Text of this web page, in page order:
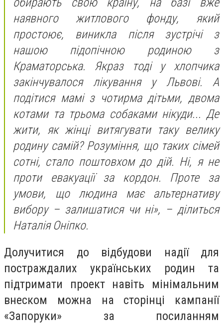
наявного житлового фонду, який
простоює, виникла після зустрічі з
нашою підопічною родиною з
Краматорська. Якраз тоді у хлопчика
закінчувалося лікування у Львові. А
подітися мамі з чотирма дітьми, двома
котами та трьома собаками нікуди... Де
жити, як жінці витягувати таку велику
родину самій? Розуміння, що таких сімей
сотні, стало поштовхом до дій. Ні, я не
проти евакуації за кордон. Проте за
умови, що людина має альтернативу
вибору – залишатися чи ні», – ділиться
Наталія Оніпко.
Долучитися до відбудови надії для
постраждалих українських родин та
підтримати проект навіть мінімальним
внеском можна на сторінці кампанії
«Запоруки» за посиланням